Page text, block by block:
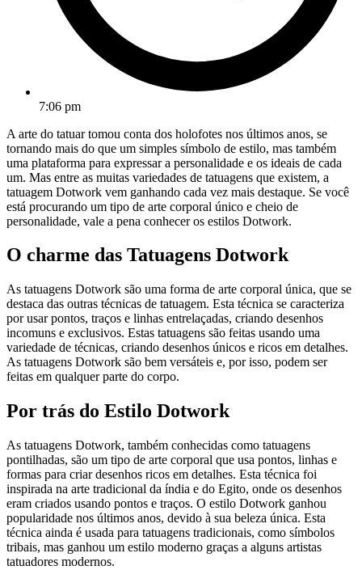
7:06 pm
A arte do tatuar tomou conta dos holofotes nos últimos anos, se
tornando mais do que um simples símbolo de estilo, mas também
uma plataforma para expressar a personalidade e os ideais de cada
um. Mas entre as muitas variedades de tatuagens que existem, a
tatuagem Dotwork vem ganhando cada vez mais destaque. Se você
está procurando um tipo de arte corporal único e cheio de
personalidade, vale a pena conhecer os estilos Dotwork.
O charme das Tatuagens Dotwork
As tatuagens Dotwork são uma forma de arte corporal única, que se
destaca das outras técnicas de tatuagem. Esta técnica se caracteriza
por usar pontos, traços e linhas entrelaçadas, criando desenhos
incomuns e exclusivos. Estas tatuagens são feitas usando uma
variedade de técnicas, criando desenhos únicos e ricos em detalhes.
As tatuagens Dotwork são bem versáteis e, por isso, podem ser
feitas em qualquer parte do corpo.
Por trás do Estilo Dotwork
As tatuagens Dotwork, também conhecidas como tatuagens
pontilhadas, são um tipo de arte corporal que usa pontos, linhas e
formas para criar desenhos ricos em detalhes. Esta técnica foi
inspirada na arte tradicional da índia e do Egito, onde os desenhos
eram criados usando pontos e traços. O estilo Dotwork ganhou
popularidade nos últimos anos, devido à sua beleza única. Esta
técnica ainda é usada para tatuagens tradicionais, como símbolos
tribais, mas ganhou um estilo moderno graças a alguns artistas
tatuadores modernos.